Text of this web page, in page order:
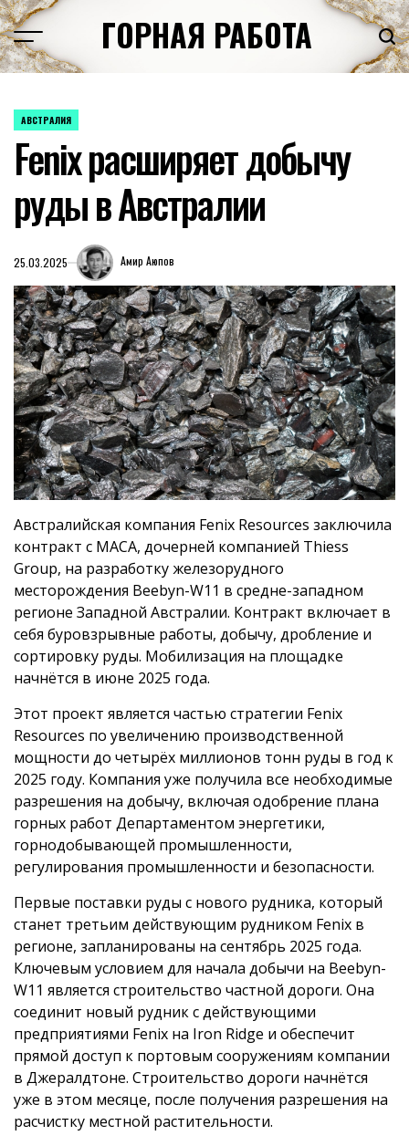
Перейти
к
содержимому
ГОРНАЯ РАБОТА
ОПУБЛИКОВАНО
АВСТРАЛИЯ
Fenix расширяет добычу
руды в Австралии
25.03.2025 Амир Аюпов
Австралийская компания Fenix Resources заключила
контракт с MACA, дочерней компанией Thiess
Group, на разработку железорудного
месторождения Beebyn-W11 в средне-западном
регионе Западной Австралии. Контракт включает в
себя буровзрывные работы, добычу, дробление и
сортировку руды. Мобилизация на площадке
начнётся в июне 2025 года.
Этот проект является частью стратегии Fenix
Resources по увеличению производственной
мощности до четырёх миллионов тонн руды в год к
2025 году. Компания уже получила все необходимые
разрешения на добычу, включая одобрение плана
горных работ Департаментом энергетики,
горнодобывающей промышленности,
регулирования промышленности и безопасности.
Первые поставки руды с нового рудника, который
станет третьим действующим рудником Fenix в
регионе, запланированы на сентябрь 2025 года.
Ключевым условием для начала добычи на Beebyn-
W11 является строительство частной дороги. Она
соединит новый рудник с действующими
предприятиями Fenix на Iron Ridge и обеспечит
прямой доступ к портовым сооружениям компании
в Джералдтоне. Строительство дороги начнётся
уже в этом месяце, после получения разрешения на
расчистку местной растительности.